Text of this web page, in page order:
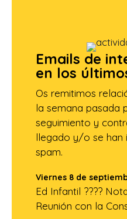
Emails de
en los
Os remitimos
la semana pasada
seguimiento y
llegado y/o se han
spam.
Viernes 8 de
Ed Infantil ????
Reunión con la